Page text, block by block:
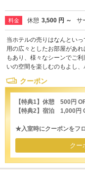
料金 休憩 3,500 円 ～ サ
当ホテルの売りはなんとい
用の広々としたお部屋があ
もあり、様々なシーンでご
いの空間を楽しむのもよし、
クーポン
【特典1】休憩 500円
【特典2】宿泊 1,000円
★入室時にクーポンをフ
クー